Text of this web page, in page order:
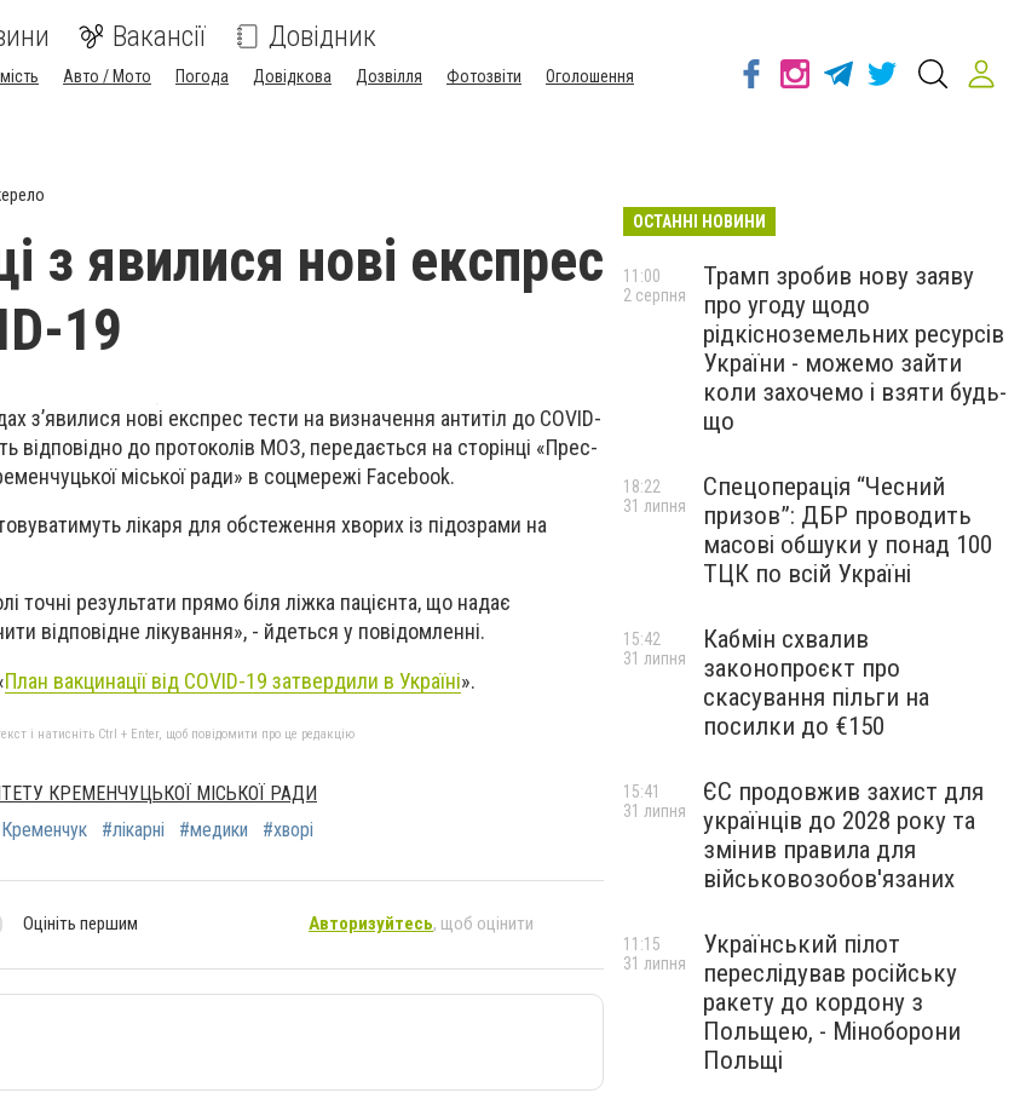
Вакансії Довідник
Авто / Мото Погода Довідкова Дозвілля Фотозвіти
Оголошення
з явилися нові експрес
19
з’явилися нові експрес тести на визначення антитіл до COVID-
відповідно до протоколів МОЗ, передається на сторінці «Прес-
міської ради» в соцмережі Facebook.
лікаря для обстеження хворих із підозрами на
точні результати прямо біля ліжка пацієнта, що надає
відповідне лікування», - йдеться у повідомленні.
План вакцинації від COVID-19 затвердили в Україні».
і натисніть Ctrl + Enter, щоб повідомити про це редакцію
КРЕМЕНЧУЦЬКОЇ МІСЬКОЇ РАДИ
#лікарні #медики #хворі
Оцініть першим Авторизуйтесь, щоб оцінити
ОСТАННІ НОВИНИ
Трамп зробив нову заяву
про угоду щодо
рідкісноземельних ресурсів
України - можемо зайти
коли захочемо і взяти будь-
що
11:00
2 серпня
Спецоперація “Чесний
призов”: ДБР проводить
масові обшуки у понад 100
ТЦК по всій Україні
18:22
31 липня
Кабмін схвалив
законопроєкт про
скасування пільги на
посилки до €150
15:42
31 липня
ЄС продовжив захист для
українців до 2028 року та
змінив правила для
військовозобов'язаних
15:41
31 липня
Український пілот
переслідував російську
ракету до кордону з
Польщею, - Міноборони
Польщі
11:15
31 липня